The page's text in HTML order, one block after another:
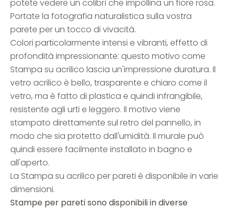
potete vedere un colibrì che impollina un fiore rosa.
Portate la fotografia naturalistica sulla vostra
parete per un tocco di vivacità.
Colori particolarmente intensi e vibranti, effetto di
profondità impressionante: questo motivo come
Stampa su acrilico lascia un'impressione duratura. Il
vetro acrilico è bello, trasparente e chiaro come il
vetro, ma è fatto di plastica e quindi infrangibile,
resistente agli urti e leggero. Il motivo viene
stampato direttamente sul retro del pannello, in
modo che sia protetto dall'umidità. Il murale può
quindi essere facilmente installato in bagno e
all'aperto.
La Stampa su acrilico per pareti è disponibile in varie
dimensioni.
Stampe per pareti sono disponibili in diverse